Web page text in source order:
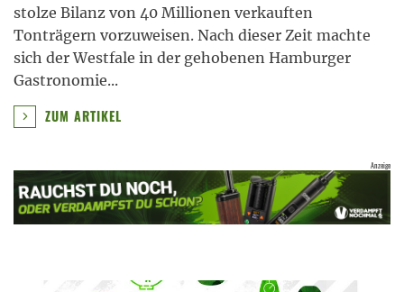
stolze Bilanz von 40 Millionen verkauften
Tonträgern vorzuweisen. Nach dieser Zeit machte
sich der Westfale in der gehobenen Hamburger
Gastronomie...
ZUM ARTIKEL